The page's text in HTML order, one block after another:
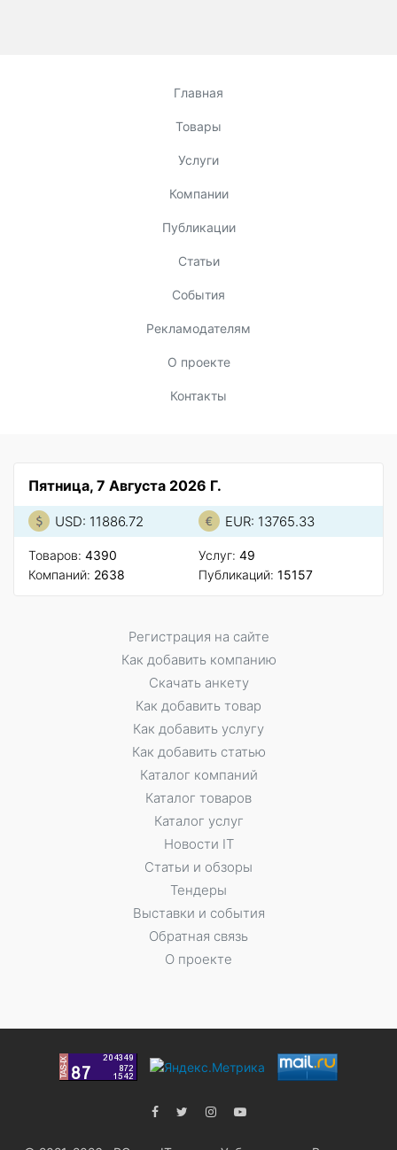
Главная
Товары
Услуги
Компании
Публикации
Статьи
События
Рекламодателям
О проекте
Контакты
Пятница, 7 Августа 2026 Г.
USD: 11886.72 EUR: 13765.33
Товаров: 4390
Компаний: 2638
Услуг: 49
Публикаций: 15157
Регистрация на сайте
Как добавить компанию
Скачать анкету
Как добавить товар
Как добавить услугу
Как добавить статью
Каталог компаний
Каталог товаров
Каталог услуг
Новости IT
Статьи и обзоры
Тендеры
Выставки и события
Обратная связь
О проекте